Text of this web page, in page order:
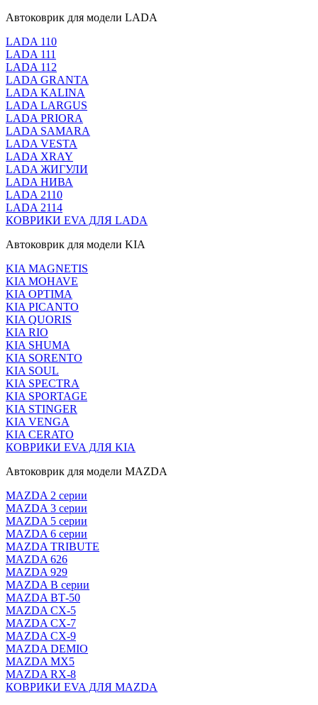
Автоковрик для модели LADA
LADA 110
LADA 111
LADA 112
LADA GRANTA
LADA KALINA
LADA LARGUS
LADA PRIORA
LADA SAMARA
LADA VESTA
LADA XRAY
LADA ЖИГУЛИ
LADA НИВА
LADA 2110
LADA 2114
КОВРИКИ EVA ДЛЯ LADA
Автоковрик для модели KIA
KIA MAGNETIS
KIA MOHAVE
KIA OPTIMA
KIA PICANTO
KIA QUORIS
KIA RIO
KIA SHUMA
KIA SORENTO
KIA SOUL
KIA SPECTRA
KIA SPORTAGE
KIA STINGER
KIA VENGA
KIA CERATO
КОВРИКИ EVA ДЛЯ KIA
Автоковрик для модели MAZDA
MAZDA 2 серии
MAZDA 3 серии
MAZDA 5 серии
MAZDA 6 серии
MAZDA TRIBUTE
MAZDA 626
MAZDA 929
MAZDA В серии
MAZDA ВТ-50
MAZDA CX-5
MAZDA CX-7
MAZDA CX-9
MAZDA DEMIO
MAZDA MX5
MAZDA RX-8
КОВРИКИ EVA ДЛЯ MAZDA